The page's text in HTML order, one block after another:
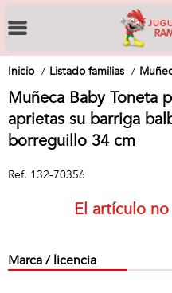
Inicio Listado familias
Muñeca Baby Toneta
aprietas su barriga
borreguillo 34 cm
Ref. 132-70356
El artículo
Marca / licencia